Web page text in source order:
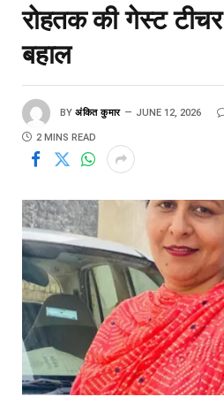
रोहतक की गेस्ट
बहाल
BY अंकित कुमार JUNE 12, 2026
2 MINS READ